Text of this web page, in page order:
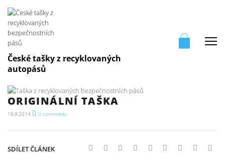
České tašky z recyklovaných
autopásů
ORIGINÁLNÍ TAŠKA
16.9.2014 0 comments
SDÍLET ČLÁNEK